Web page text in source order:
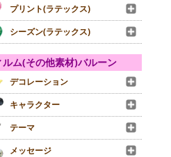
プリント(ラテックス)
シーズン(ラテックス)
ルム(その他素材)バルーン
デコレーション
キャラクター
テーマ
メッセージ